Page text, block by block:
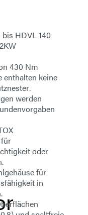
HDVL 140
430 Nm
enthalten keine
.
werden
oder
für
in